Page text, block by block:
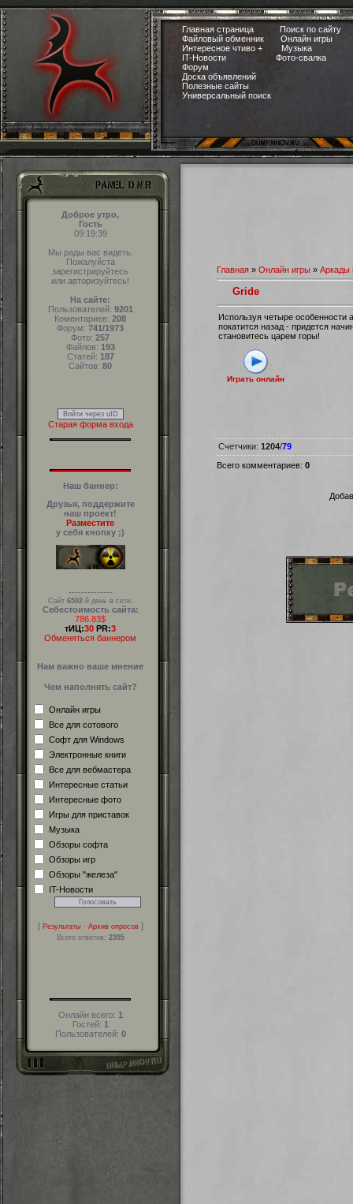
Главная страница
Поиск по сайту
Файловый обменник
Онлайн игры
Интересное чтиво +
Музыка
IT-Новости
Фото-свалка
Форум
Доска объявлений
Полезные сайты
Универсальный поиск
Доброе утро,
Гость
09:19:40
Мы рады вас видеть.
Пожалуйста
зарегистрируйтесь
или авторизуйтесь!
На сайте:
Пользователей: 9201
Коментариев: 208
Форум: 741/1973
Фото: 257
Файлов: 193
Статей: 187
Сайтов: 80
Войти через uID
Старая форма входа
Наш баннер:
Друзья, поддержите
наш проект!
Разместите
у себя кнопку ;)
--------------
Сайт 6502-й день в сети.
Себестоимость сайта:
786.83$
тИЦ:30 PR:3
Обменяться баннером
Нам важно ваше мнение
Чем наполнять сайт?
Онлайн игры
Все для сотового
Софт для Windows
Электронные книги
Все для вебмастера
Интересные статьи
Интересные фото
Игры для приставок
Музыка
Обзоры софта
Обзоры игр
Обзоры "железа"
IT-Новости
[ Результаты· Архив опросов]
Всего ответов: 2395
Онлайн всего: 1
Гостей: 1
Пользователей: 0
Главная » Онлайн игры » Аркады
Gride
Используя четыре особенности
покатится назад - придется
становитесь царем горы!
Играть онлайн
Счетчики: 1204/79
Всего комментариев: 0